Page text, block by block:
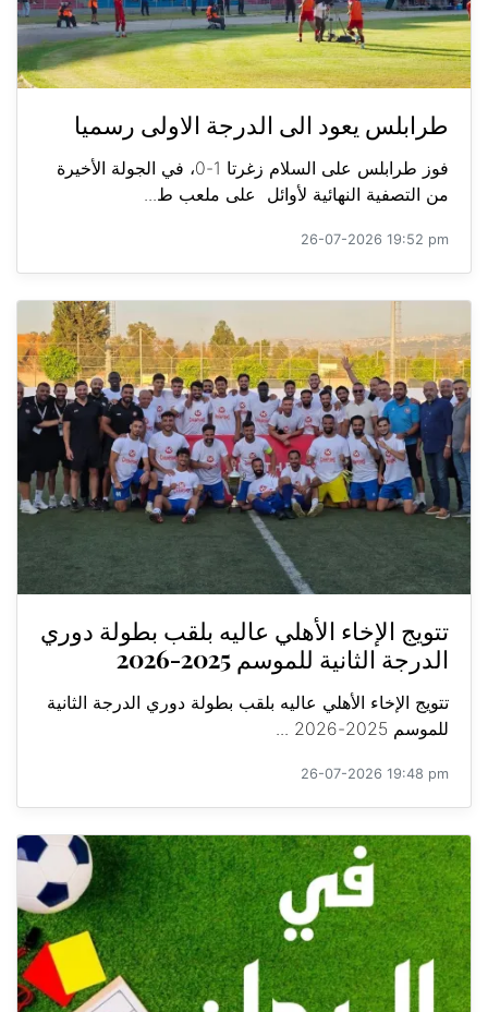
طرابلس يعود الى الدرجة الاولى رسميا
فوز طرابلس على السلام زغرتا 1-0، في الجولة الأخيرة
من التصفية النهائية لأوائل على ملعب ط...
26-07-2026 19:52 pm
تتويج الإخاء الأهلي عاليه بلقب بطولة دوري
الدرجة الثانية للموسم 2025-2026
تتويج الإخاء الأهلي عاليه بلقب بطولة دوري الدرجة الثانية
للموسم 2025-2026 ...
26-07-2026 19:48 pm